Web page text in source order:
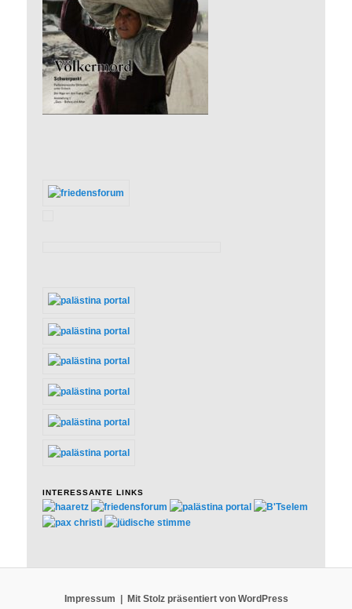
INTERESSANTE LINKS
Impressum Mit Stolz präsentiert von WordPress